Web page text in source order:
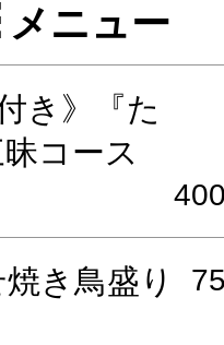
た自慢の鶏
。
和食、串焼
様々なジャ
はいかがで
メニュー
き》『た
コース
き鳥盛り